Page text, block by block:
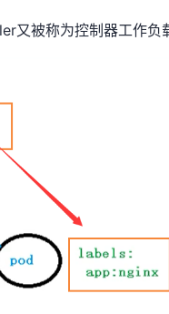
又被称为控制器工作负